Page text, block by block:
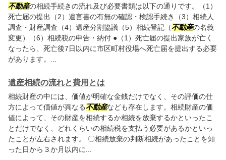
不動産の相続手続きの流れ及び必要書類は以下の通りです。（1）
死亡届の提出（2）遺言書の有無の確認・検認手続き（3）相続人
調査・財産調査（4）遺産分割協議（5）相続登記（不動産の名義
変更）（6）相続税の申告・納付 ●（1）死亡届の提出家族が亡く
なったら、死亡後7日以内に市区町村役場へ死亡届を提出する必要
があります。...
遺産相続の流れと費用とは
相続財産の中には、価値が明確な金銭だけでなく、その評価の仕
方によって価値が異なる不動産なども存在します。相続財産の価
値によって、その財産を相続するか相続を放棄するかといったこ
とだけでなく、どれくらいの相続税を支払う必要があるかといっ
たことが左右されます。 〇相続放棄の判断相続があったことを知
った日から３か月以内に...